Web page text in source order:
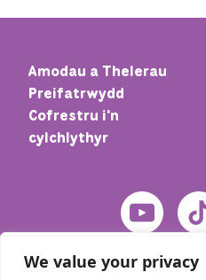
We value your privacy
Amodau a Thelerau
Preifatrwydd
Cofrestru i'n
cylchlythyr